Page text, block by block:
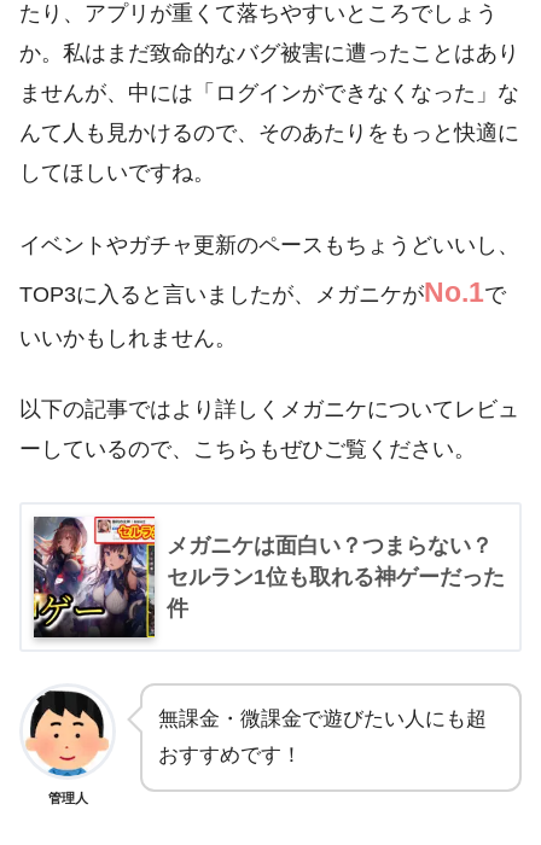
たり、アプリが重くて落ちやすいところでしょう
か。私はまだ致命的なバグ被害に遭ったことはあり
ませんが、中には「ログインができなくなった」な
んて人も見かけるので、そのあたりをもっと快適に
してほしいですね。
イベントやガチャ更新のペースもちょうどいいし、
TOP3に入ると言いましたが、メガニケがNo.1で
いいかもしれません。
以下の記事ではより詳しくメガニケについてレビュ
ーしているので、こちらもぜひご覧ください。
メガニケは面白い？つまらない？
セルラン1位も取れる神ゲーだった
件
管理人
無課金・微課金で遊びたい人にも超
おすすめです！